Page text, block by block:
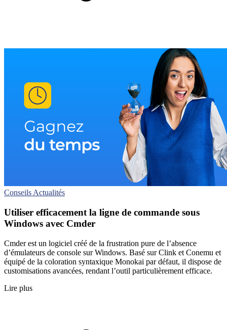
Conseils Actualités
Utiliser efficacement la ligne de commande sous
Windows avec Cmder
Cmder est un logiciel créé de la frustration pure de l’absence
d’émulateurs de console sur Windows. Basé sur Clink et Conemu et
équipé de la coloration syntaxique Monokai par défaut, il dispose de
customisations avancées, rendant l’outil particulièrement efficace.
Lire plus